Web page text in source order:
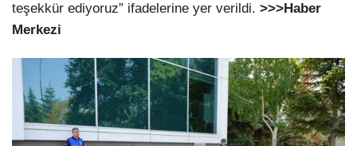
teşekkür ediyoruz” ifadelerine yer verildi. >>>Haber
Merkezi